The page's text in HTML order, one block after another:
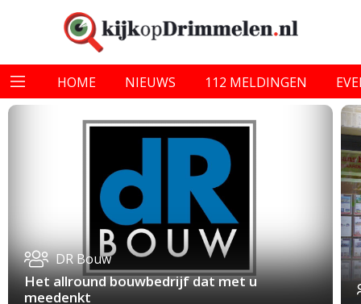
HOME NIEUWS 112 MELDINGEN
DR Bouw
Het allround bouwbedrijf dat met u
meedenkt